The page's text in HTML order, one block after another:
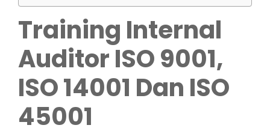
Training Internal
Auditor ISO 9001,
ISO 14001 Dan ISO
45001